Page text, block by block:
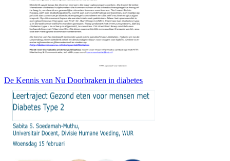
De Kennis van Nu Doorbraken in diabetes